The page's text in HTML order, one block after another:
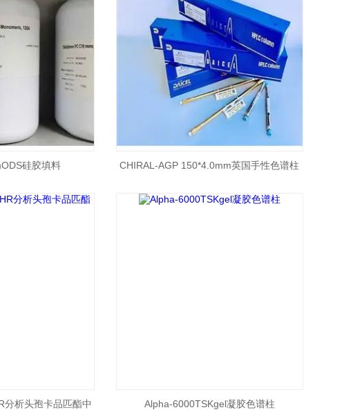
硅胶填料 CHIRAL-AGP 150*4.0mm英国手性色谱柱
分析头孢卡品匹酯中 Alpha-6000TSKgel凝胶色谱柱